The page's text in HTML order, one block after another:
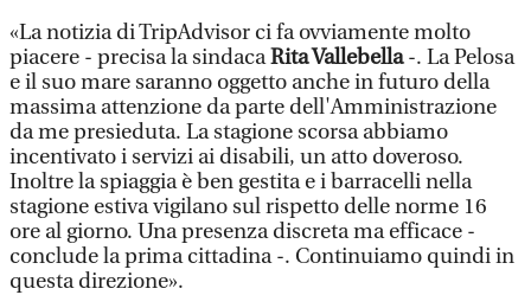
«La notizia di TripAdvisor ci fa ovviamente molto
piacere - precisa la sindacaRita Vallebella-. La Pelosa
e il suo mare saranno oggetto anche in futuro della
massima attenzione da parte dell'Amministrazione
da me presieduta. La stagione scorsa abbiamo
incentivato i servizi ai disabili, un atto doveroso.
Inoltre la spiaggia è ben gestita e i barracelli nella
stagione estiva vigilano sul rispetto delle norme 16
ore al giorno. Una presenza discreta ma efficace -
conclude la prima cittadina -. Continuiamo quindi in
questa direzione».